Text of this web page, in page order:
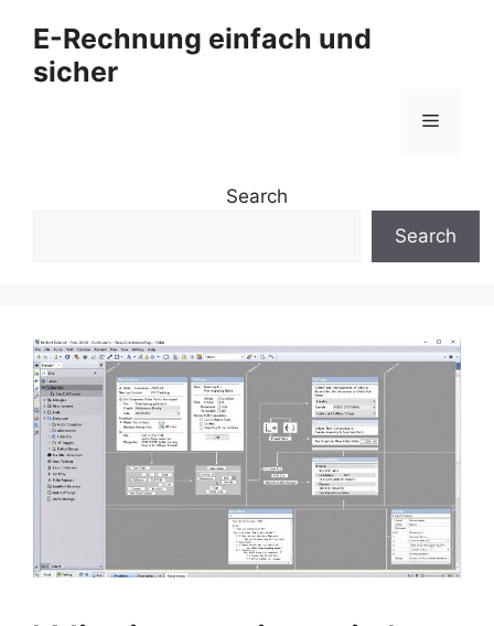
Inhalt
springen
E-Rechnung einfach und
sicher
Menü
Search
Search